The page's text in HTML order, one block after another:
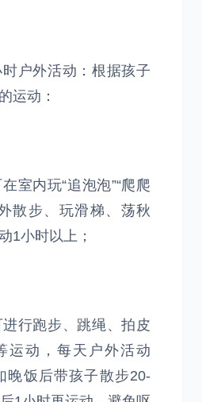
户外活动：根据孩子
运动：
室内玩“追泡泡”“爬爬
散步、玩滑梯、荡秋
1小时以上；
行跑步、跳绳、拍皮
运动，每天户外活动
晚饭后带孩子散步20-